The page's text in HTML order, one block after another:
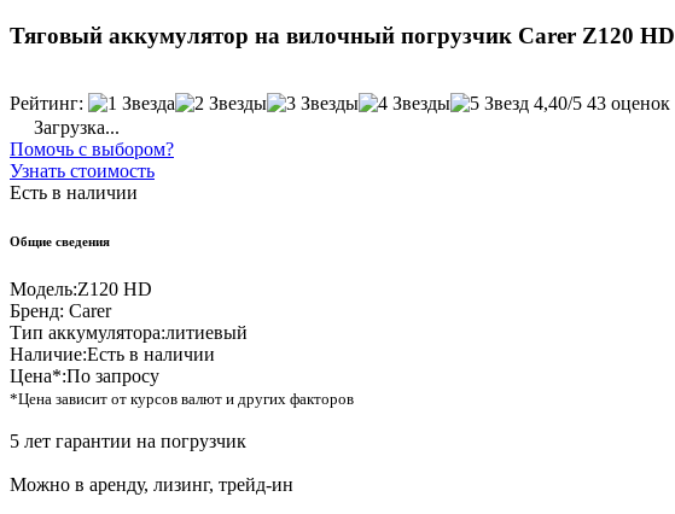
Тяговый аккумулятор на вилочный погрузчик Carer Z120 HD
Рейтинг: 4,40/5 43 оценок
Загрузка...
Помочь с выбором?
Узнать стоимость
Есть в наличии
Общие сведения
Модель:Z120 HD
Бренд: Carer
Тип аккумулятора:литиевый
Наличие:Есть в наличии
Цена*:По запросу
*Цена зависит от курсов валют и других факторов
5 лет гарантии на погрузчик
Можно в аренду, лизинг, трейд-ин